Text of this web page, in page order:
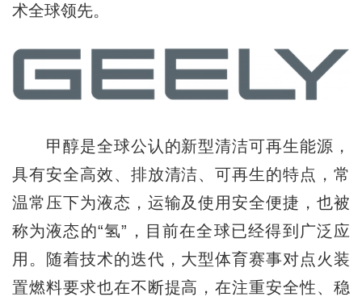
术全球领先。
甲醇是全球公认的新型清洁可再生能源，
具有安全高效、排放清洁、可再生的特点，常
温常压下为液态，运输及使用安全便捷，也被
称为液态的“氢”，目前在全球已经得到广泛应
用。随着技术的迭代，大型体育赛事对点火装
置燃料要求也在不断提高，在注重安全性、稳